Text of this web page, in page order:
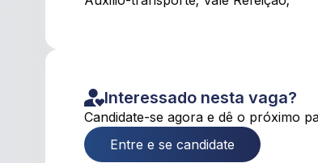
Interessado nesta vaga?
Candidate-se agora e dê o próximo
Entre e se candidate